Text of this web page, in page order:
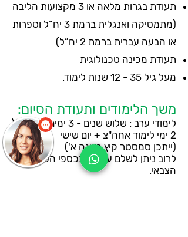
תעודת בגרות מלאה או 3 מקצועות הליבה
(מתמטיקה ואנגלית ברמת 3 יח”ל וספרות
או הבעה עברית ברמת 2 יח”ל)
תעודת מכינה טכנולוגית
מעל גיל 35 - 12 שנות לימוד.
משך הלימודים ותעודת הסיום:
​לימודי ערב : שלוש שנים - 3 ימים אחה"צ \
2 ימי לימוד אחה"צ + יום שישי
(ייתכן סמסטר קיץ בשנה א')
לרוב ניתן לשלם עליהם בכספי הפיקדון
הצבאי.